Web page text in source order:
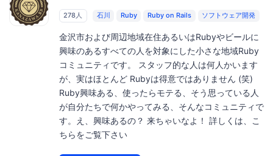
278人 石川 Ruby Ruby on Rails ソフトウェア開発
金沢市および周辺地域在住あるいはRubyやビールに
興味のあるすべての人を対象にした小さな地域Ruby
コミュニティです。 スタッフ的な人は何人かいます
が、実はほとんど Rubyは得意ではありません (笑)
Ruby興味ある、使ったらモテる、そう思っている人
が自分たちで何かやってみる、そんなコミュニティで
す。え、興味あるの？ 来ちゃいなよ！ 詳しくは、こ
ちらをご覧下さい